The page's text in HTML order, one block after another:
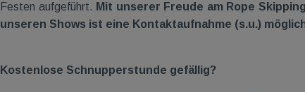
Festen aufgeführt. Mit unserer Freude am Rope
unseren Shows ist eine Kontaktaufnahme (s.u.)
Kostenlose Schnupperstunde gefällig?